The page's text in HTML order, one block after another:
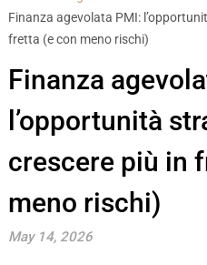
Finanza agevolata PMI:
fretta (e con meno rischi)
Finanza
l’opportunità
crescere più in
meno rischi)
May 14, 2026